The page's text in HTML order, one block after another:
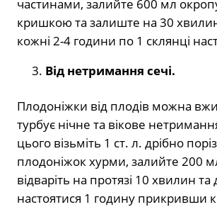
частинами, залийте 600 мл
кришкою та залиште на 30
кожні 2-4 години по 1 склянці
Від нетримання сечі.
Плодоніжки від плодів можна
турбує нічне та вікове
цього візьміть 1 ст. л. дрібно
плодоніжок хурми, залийте 200
відваріть на протязі 10 хвилин та
настоятися 1 годину прикривши